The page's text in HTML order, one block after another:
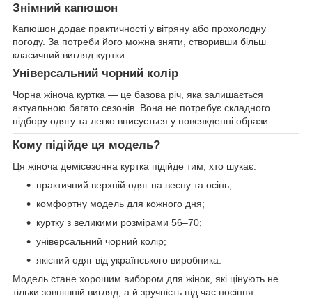
Знімний капюшон
Капюшон додає практичності у вітряну або прохолодну
погоду. За потреби його можна зняти, створивши більш
класичний вигляд куртки.
Універсальний чорний колір
Чорна жіноча куртка — це базова річ, яка залишається
актуальною багато сезонів. Вона не потребує складного
підбору одягу та легко вписується у повсякденні образи.
Кому підійде ця модель?
Ця жіноча демісезонна куртка підійде тим, хто шукає:
практичний верхній одяг на весну та осінь;
комфортну модель для кожного дня;
куртку з великими розмірами 56–70;
універсальний чорний колір;
якісний одяг від українського виробника.
Модель стане хорошим вибором для жінок, які цінують не
тільки зовнішній вигляд, а й зручність під час носіння.